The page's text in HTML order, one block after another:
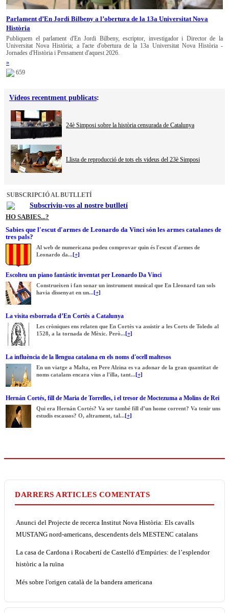
Parlament d’En Jordi Bilbeny a l’obertura de la 13a Universitat Nova
Història
Publiquem el parlament d'En Jordi Bilbeny, escriptor, investigador i Director de la
Universitat Nova Història; a l'acte d'obertura de la 13a Universitat Nova Història -
Jornades d'Història i Pensament d'aquest 2026.
»
659
Vídeos recentment publicats:
24è Simposi sobre la història censurada de Catalunya
Llista de reproducció de tots els videus del 23è Simposi
SUBSCRIPCIÓ AL BUTLLETÍ
Subscriviu-vos al nostre butlletí
HO SABIES...?
Sabies que l'escut d'armes de Leonardo da Vinci són les armes catalanes de
tres pals?
Al web de numericana podeu comprovar quin és l'escut d'armes de
Leonardo da...[+]
Escolteu un piano fantàstic inventat per Leonardo Da Vinci
Construeixen i fan sonar un instrument musical que En Lleonard tan sols
havia dissenyat en un...[+]
La visita esborrada d’En Cortès a Catalunya
Les cròniques ens relaten que En Cortès va assistir a les Corts de Toledo al
1528, a la tornada de Mèxic. Però...[+]
La influència de la llengua catalana en els noms d'ocell maltesos
En un viatge a Malta, en Pere Alzina es va adonar de la gran quantitat de
noms catalans encara vius a l'illa, tant...[+]
Hernán Cortés, fill de Maria de Torrelles, i el tresor de Moctezuma a Molins de Rei
Qui era Hernán Cortés? Va ser també fill d’un home corrent? Va tenir uns
estudis escassos? O, altrament, tal...[+]
DARRERS ARTICLES COMENTATS
Anunci del Projecte de recerca Institut Nova Història: Els cavalls
MUSTANG nord-americans, descendents dels MESTENC catalans
La casa de Cardona i Rocabertí de Castelló d'Empúries: de l’esplendor
històric a la ruïna
Més sobre l'origen català de la bandera americana